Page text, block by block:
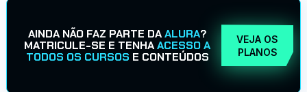
AINDA NÃO FAZ PARTE DAALURA?
MATRICULE-SE E TENHAACESSO A
TODOS OS CURSOS E CONTEÚDOS
VEJA OS
PLANOS